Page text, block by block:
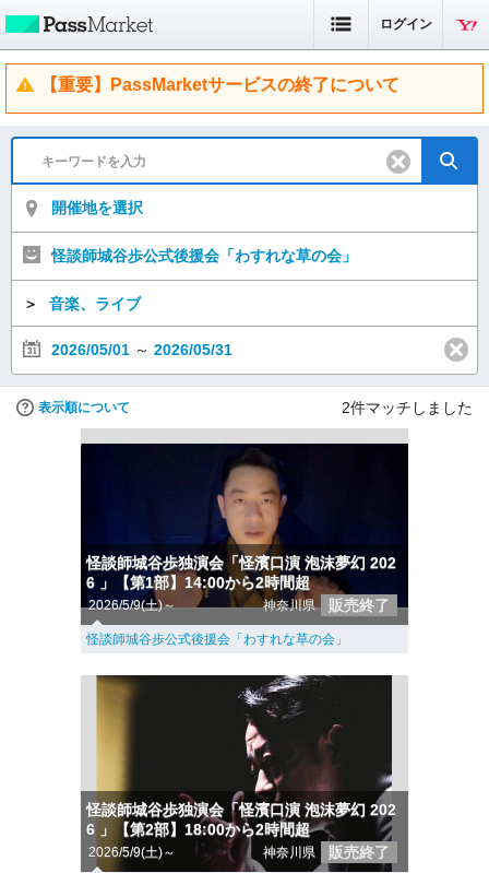
ログイン
【重要】PassMarketサービスの終了について
開催地を選択
怪談師城谷歩公式後援会「わすれな草の会」
＞ 音楽、ライブ
2026/05/01 ～ 2026/05/31
表示順について 2件マッチしました
怪談師城谷歩独演会「怪濱口演 泡沫夢幻 202
6 」【第1部】14:00から2時間超
2026/5/9(土)～ 神奈川県 販売終了
怪談師城谷歩公式後援会「わすれな草の会」
怪談師城谷歩独演会「怪濱口演 泡沫夢幻 202
6 」【第2部】18:00から2時間超
2026/5/9(土)～ 神奈川県 販売終了